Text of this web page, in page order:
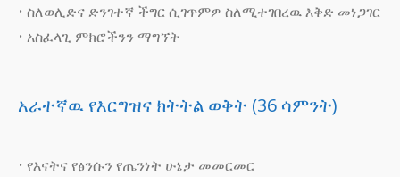
• ስለወሊድና ድንገተኛ ችግር ሲገጥምዎ ስለሚተገበረዉ እቅድ መነጋገር
• አስፈላጊ ምክሮችንን ማግኘት
አራተኛዉ የእርግዝና ክትትል ወቅት (36 ሳምንት)
• የእናትና የፅንሱን የጤንነት ሁኔታ መመርመር